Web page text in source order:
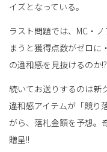
イズとなっている。
ラスト問題では、MC・
まうと獲得点数がゼロに
の違和感を見抜けるのか!?
続いてお送りするのは新
違和感アイテムが「競り
がら、落札金額を予想。
贈呈!!